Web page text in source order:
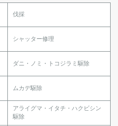
伐採
シャッター修理
ダニ・ノミ・トコジラミ駆除
ムカデ駆除
アライグマ・イタチ・ハクビシン
駆除